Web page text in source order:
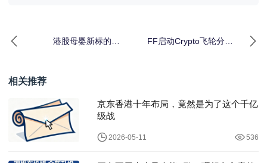
港股母婴新标的！
FF启动Crypto飞轮分拆
相关推荐
京东香港十年布局，竟然是为了这个千亿
级战
2026-05-11 536